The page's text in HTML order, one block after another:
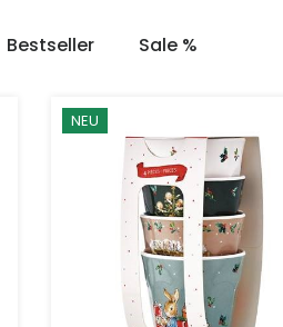
Bestseller Sale %
NEU